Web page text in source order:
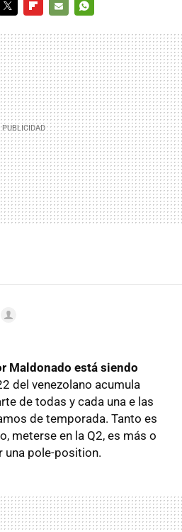
MAIL
Maldonado está siendo
del venezolano acumula
de todas y cada una e las
de temporada. Tanto es
meterse en la Q2, es más o
una pole-position.